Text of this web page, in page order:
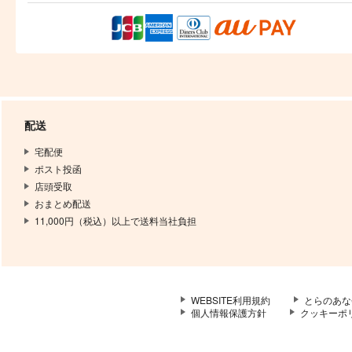
配送
宅配便
ポスト投函
店頭受取
おまとめ配送
11,000円（税込）以上で送料当社負担
WEBSITE利用規約
とらのあ
個人情報保護方針
クッキーポ